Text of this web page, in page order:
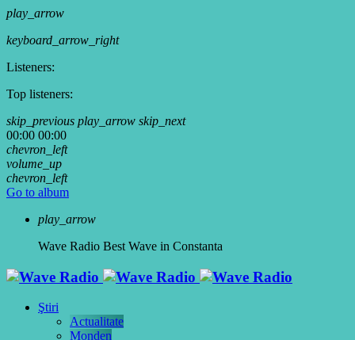
play_arrow
keyboard_arrow_right
Listeners:
Top listeners:
skip_previous play_arrow skip_next
00:00 00:00
chevron_left
volume_up
chevron_left
Go to album
play_arrow
Wave Radio Best Wave in Constanta
Ştiri
Actualitate
Monden